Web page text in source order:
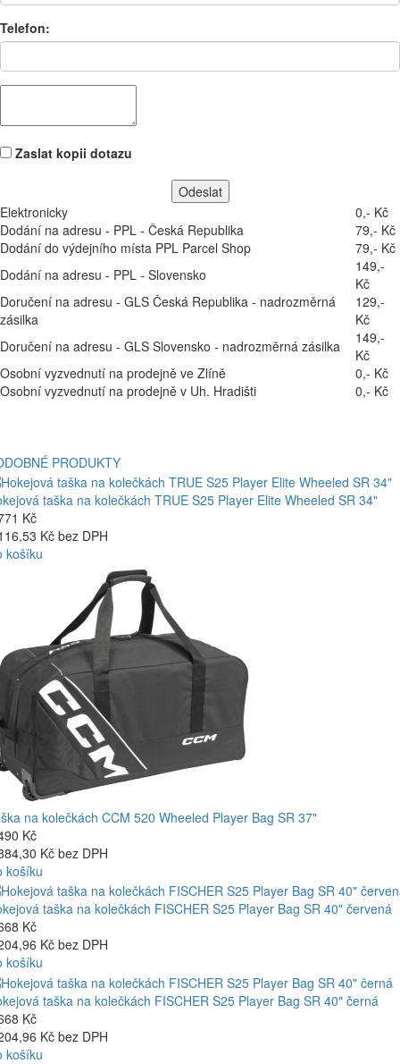
Telefon:
Zaslat kopii dotazu
Elektronicky
0,- Kč
Dodání na adresu - PPL - Česká Republika
79,- Kč
Dodání do výdejního místa PPL Parcel Shop
79,- Kč
Dodání na adresu - PPL - Slovensko
149,-
Kč
Doručení na adresu - GLS Česká Republika - nadrozměrná
zásilka
129,-
Kč
Doručení na adresu - GLS Slovensko - nadrozměrná zásilka
149,-
Kč
Osobní vyzvednutí na prodejně ve Zlíně
0,- Kč
Osobní vyzvednutí na prodejně v Uh. Hradišti
0,- Kč
PRODUKTY
taška na kolečkách TRUE S25 Player Elite Wheeled SR 34"
Kč
Kč bez DPH
košíku
na kolečkách CCM 520 Wheeled Player Bag SR 37"
Kč
Kč bez DPH
košíku
taška na kolečkách FISCHER S25 Player Bag SR 40" červená
Kč
Kč bez DPH
košíku
taška na kolečkách FISCHER S25 Player Bag SR 40" černá
Kč
Kč bez DPH
košíku